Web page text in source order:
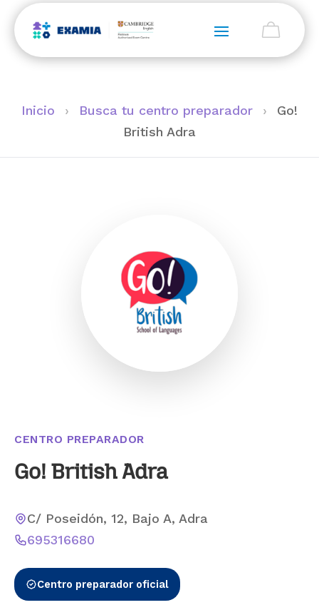
Inicio › Busca tu centro preparador ›
Go!
British Adra
CENTRO PREPARADOR
Go! British Adra
C/ Poseidón, 12, Bajo A, Adra
695316680
Centro preparador oficial